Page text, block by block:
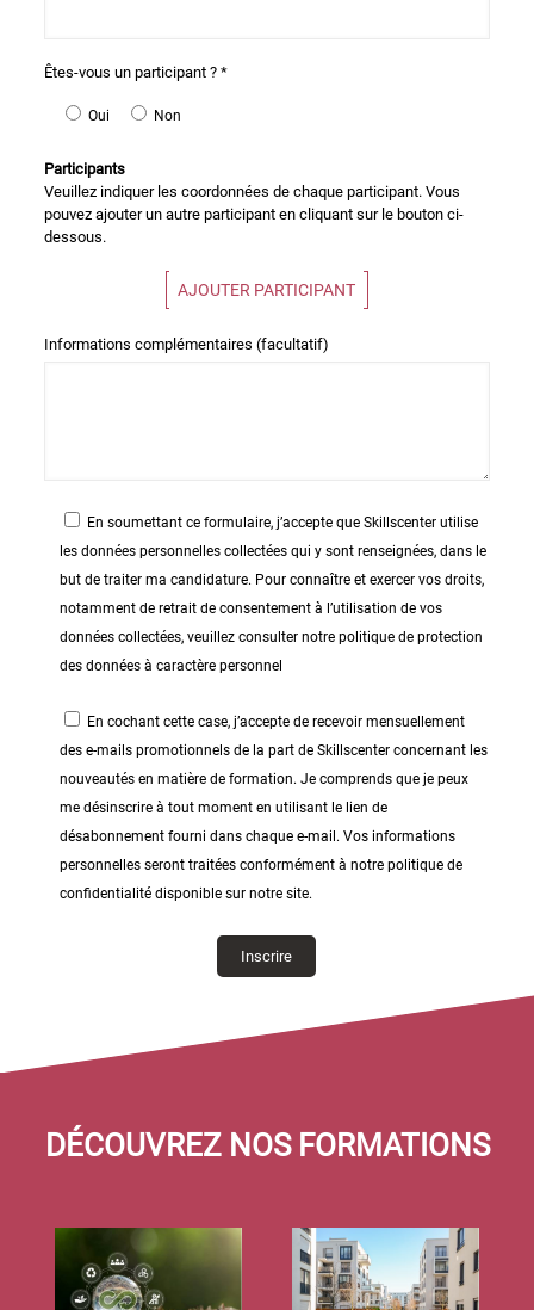
Êtes-vous un participant ? *
Oui Non
Participants
Veuillez indiquer les coordonnées de chaque participant. Vous
pouvez ajouter un autre participant en cliquant sur le bouton ci-
dessous.
AJOUTER PARTICIPANT
Informations complémentaires (facultatif)
En soumettant ce formulaire, j’accepte que Skillscenter utilise
les données personnelles collectées qui y sont renseignées, dans le
but de traiter ma candidature. Pour connaître et exercer vos droits,
notamment de retrait de consentement à l’utilisation de vos
données collectées, veuillez consulter notre politique de protection
des données à caractère personnel
En cochant cette case, j’accepte de recevoir mensuellement
des e-mails promotionnels de la part de Skillscenter concernant les
nouveautés en matière de formation. Je comprends que je peux
me désinscrire à tout moment en utilisant le lien de
désabonnement fourni dans chaque e-mail. Vos informations
personnelles seront traitées conformément à notre politique de
confidentialité disponible sur notre site.
DÉCOUVREZ NOS FORMATIONS